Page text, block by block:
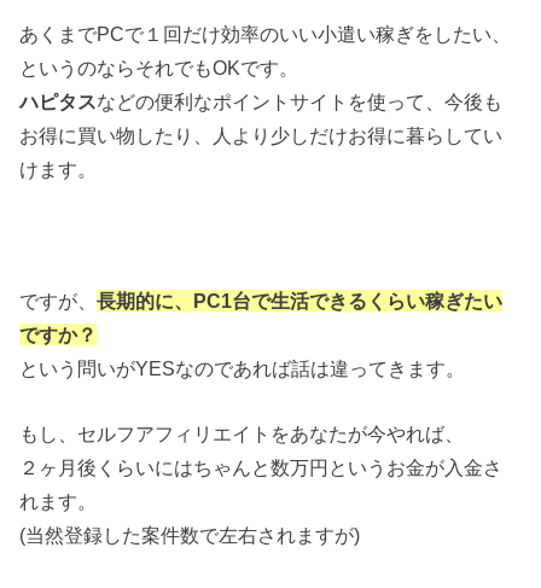
あくまでPCで１回だけ効率のいい小遣い稼ぎをしたい、
というのならそれでもOKです。
ハピタスなどの便利なポイントサイトを使って、今後も
お得に買い物したり、人より少しだけお得に暮らしてい
けます。
ですが、長期的に、PC1台で生活できるくらい稼ぎたい
ですか？
という問いがYESなのであれば話は違ってきます。
もし、セルフアフィリエイトをあなたが今やれば、
２ヶ月後くらいにはちゃんと数万円というお金が入金さ
れます。
(当然登録した案件数で左右されますが)